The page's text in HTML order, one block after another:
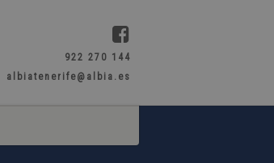
922 270 144
albiatenerife@albia.es